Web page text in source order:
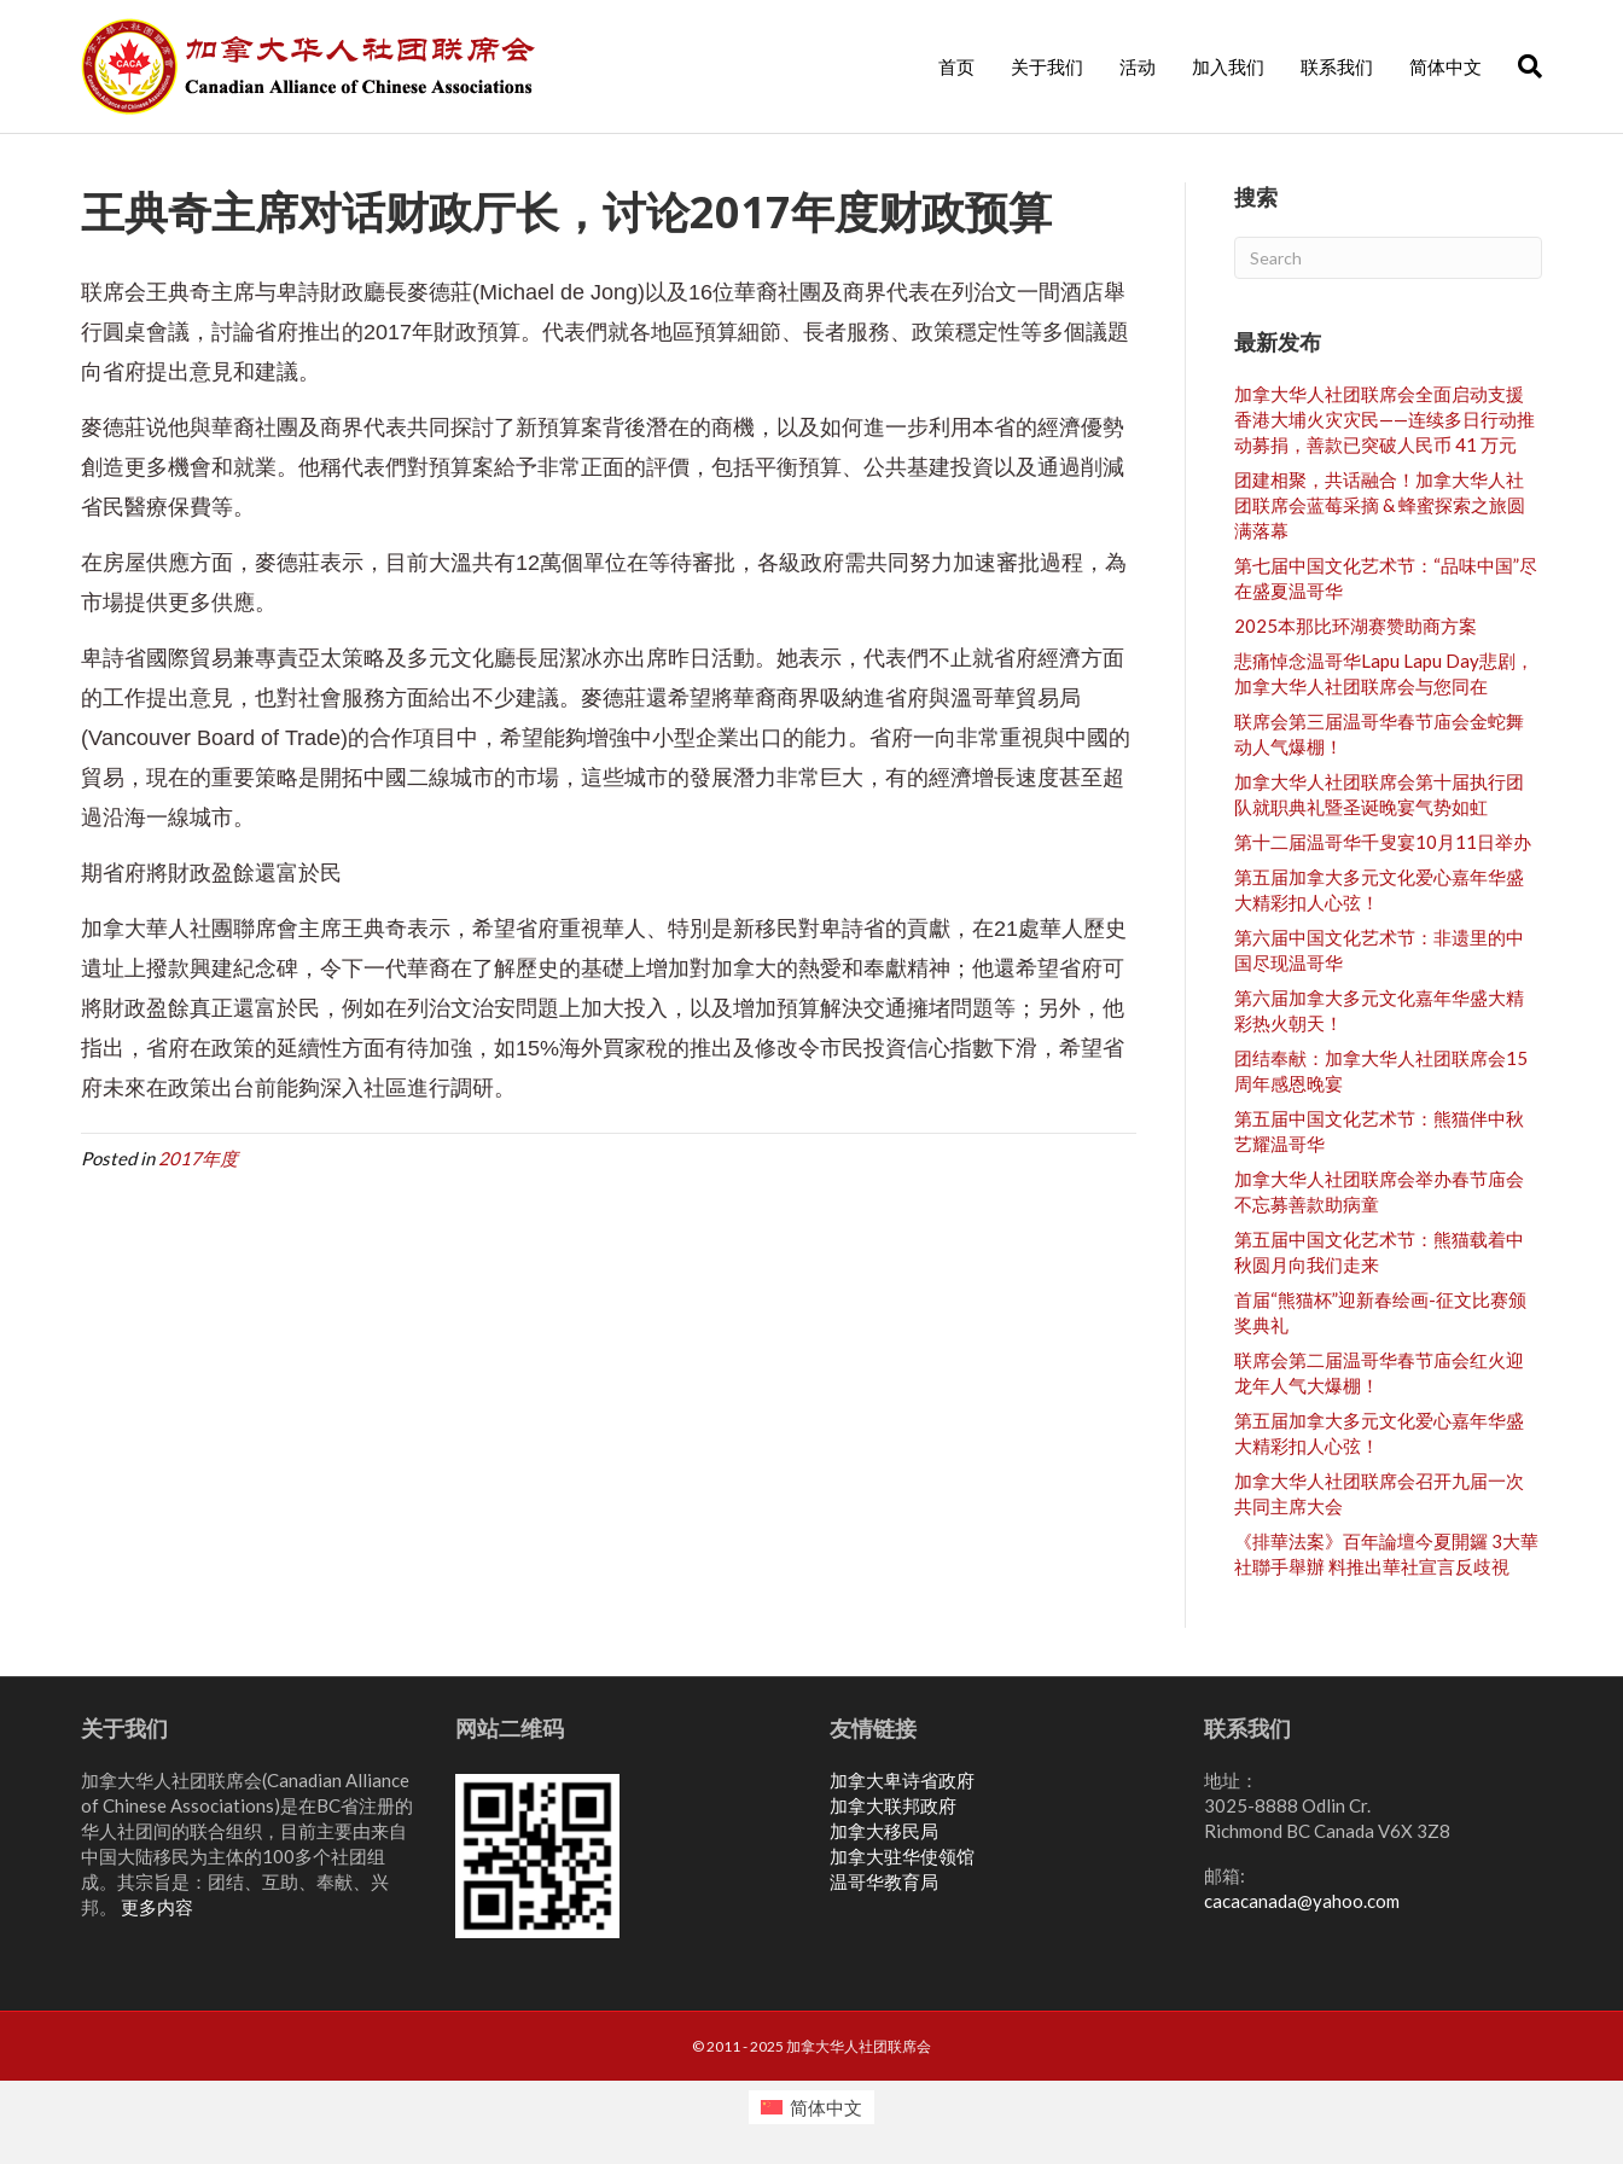
首页 关于我们 活动 加入我们 联系我们 简体中文
王典奇主席对话财政厅长，讨论2017年度财政预算
联席会王典奇主席与卑詩財政廳長麥德莊(Michael de Jong)以及16位華裔社團及商界代表在列治文一間酒店舉
行圓桌會議，討論省府推出的2017年財政預算。代表們就各地區預算細節、長者服務、政策穩定性等多個議題
向省府提出意見和建議。
麥德莊说他與華裔社團及商界代表共同探討了新預算案背後潛在的商機，以及如何進一步利用本省的經濟優勢
創造更多機會和就業。他稱代表們對預算案給予非常正面的評價，包括平衡預算、公共基建投資以及通過削減
省民醫療保費等。
在房屋供應方面，麥德莊表示，目前大溫共有12萬個單位在等待審批，各級政府需共同努力加速審批過程，為
市場提供更多供應。
卑詩省國際貿易兼專責亞太策略及多元文化廳長屈潔冰亦出席昨日活動。她表示，代表們不止就省府經濟方面
的工作提出意見，也對社會服務方面給出不少建議。麥德莊還希望將華裔商界吸納進省府與溫哥華貿易局
(Vancouver Board of Trade)的合作項目中，希望能夠增強中小型企業出口的能力。省府一向非常重視與中國的
貿易，現在的重要策略是開拓中國二線城市的市場，這些城市的發展潛力非常巨大，有的經濟增長速度甚至超
過沿海一線城市。
期省府將財政盈餘還富於民
加拿大華人社團聯席會主席王典奇表示，希望省府重視華人、特別是新移民對卑詩省的貢獻，在21處華人歷史
遺址上撥款興建紀念碑，令下一代華裔在了解歷史的基礎上增加對加拿大的熱愛和奉獻精神；他還希望省府可
將財政盈餘真正還富於民，例如在列治文治安問題上加大投入，以及增加預算解決交通擁堵問題等；另外，他
指出，省府在政策的延續性方面有待加強，如15%海外買家稅的推出及修改令市民投資信心指數下滑，希望省
府未來在政策出台前能夠深入社區進行調研。
Posted in2017年度
搜索
最新发布
加拿大华人社团联席会全面启动支援
香港大埔火灾灾民——连续多日行动推
动募捐，善款已突破人民币 41 万元
团建相聚，共话融合！加拿大华人社
团联席会蓝莓采摘 & 蜂蜜探索之旅圆
满落幕
第七届中国文化艺术节：“品味中国”尽
在盛夏温哥华
2025本那比环湖赛赞助商方案
悲痛悼念温哥华Lapu Lapu Day悲剧，
加拿大华人社团联席会与您同在
联席会第三届温哥华春节庙会金蛇舞
动人气爆棚！
加拿大华人社团联席会第十届执行团
队就职典礼暨圣诞晚宴气势如虹
第十二届温哥华千叟宴10月11日举办
第五届加拿大多元文化爱心嘉年华盛
大精彩扣人心弦！
第六届中国文化艺术节：非遗里的中
国尽现温哥华
第六届加拿大多元文化嘉年华盛大精
彩热火朝天！
团结奉献：加拿大华人社团联席会15
周年感恩晚宴
第五届中国文化艺术节：熊猫伴中秋
艺耀温哥华
加拿大华人社团联席会举办春节庙会
不忘募善款助病童
第五届中国文化艺术节：熊猫载着中
秋圆月向我们走来
首届“熊猫杯”迎新春绘画-征文比赛颁
奖典礼
联席会第二届温哥华春节庙会红火迎
龙年人气大爆棚！
第五届加拿大多元文化爱心嘉年华盛
大精彩扣人心弦！
加拿大华人社团联席会召开九届一次
共同主席大会
《排華法案》百年論壇今夏開鑼 3大華
社聯手舉辦 料推出華社宣言反歧視
关于我们
加拿大华人社团联席会(Canadian Alliance
of Chinese Associations)是在BC省注册的
华人社团间的联合组织，目前主要由来自
中国大陆移民为主体的100多个社团组
成。其宗旨是：团结、互助、奉献、兴
邦。更多内容
网站二维码 友情链接
加拿大卑诗省政府
加拿大联邦政府
加拿大移民局
加拿大驻华使领馆
温哥华教育局
联系我们
地址：
3025-8888 Odlin Cr.
Richmond BC Canada V6X 3Z8
邮箱:
cacacanada@yahoo.com
© 2011 - 2025 加拿大华人社团联席会
简体中文